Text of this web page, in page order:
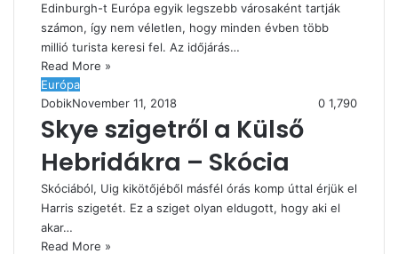
Edinburgh-t Európa egyik legszebb városaként tartják
számon, így nem véletlen, hogy minden évben több
millió turista keresi fel. Az időjárás…
Read More »
Európa
DobikNovember 11, 2018 0 1,790
Skye szigetről a Külső
Hebridákra – Skócia
Skóciából, Uig kikötőjéből másfél órás komp úttal érjük el
Harris szigetét. Ez a sziget olyan eldugott, hogy aki el
akar…
Read More »